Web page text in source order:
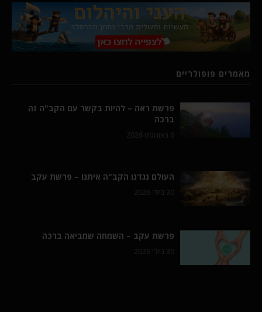
מאמרים פופולריים
פרשת ראה – להיות בקשר עם הקב"ה זה
ברכה
6 באוגוסט 2026
העולם נגדנו הקב"ה איתנו – פרשת עקב
30 ביולי 2026
פרשת עקב – השמחה שמביאה ברכה
30 ביולי 2026